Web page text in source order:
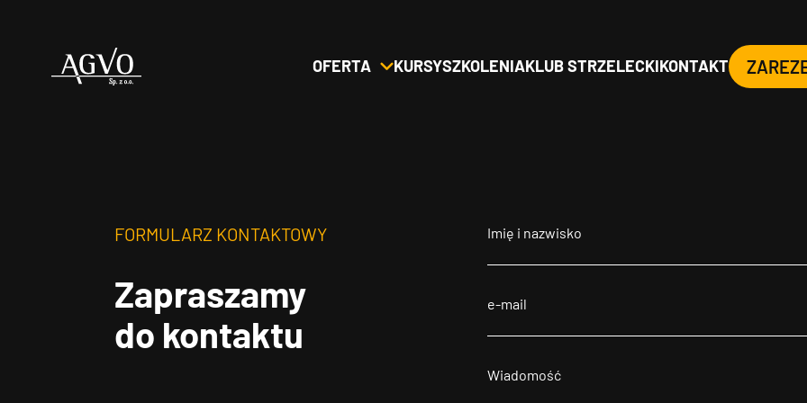
Header
OFERTA KURSYSZKOLENIAKLUB STRZELECKIKONTAKT
FORMULARZ KONTAKTOWY
Zapraszamy
do kontaktu